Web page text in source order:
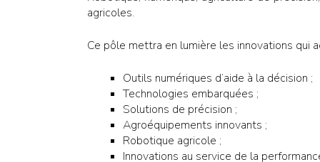
agricoles.
Ce pôle mettra en lumière les innovations qui
Outils numériques d’aide à la décision ;
Technologies embarquées ;
Solutions de précision ;
Agroéquipements innovants ;
Robotique agricole ;
Innovations au service de la